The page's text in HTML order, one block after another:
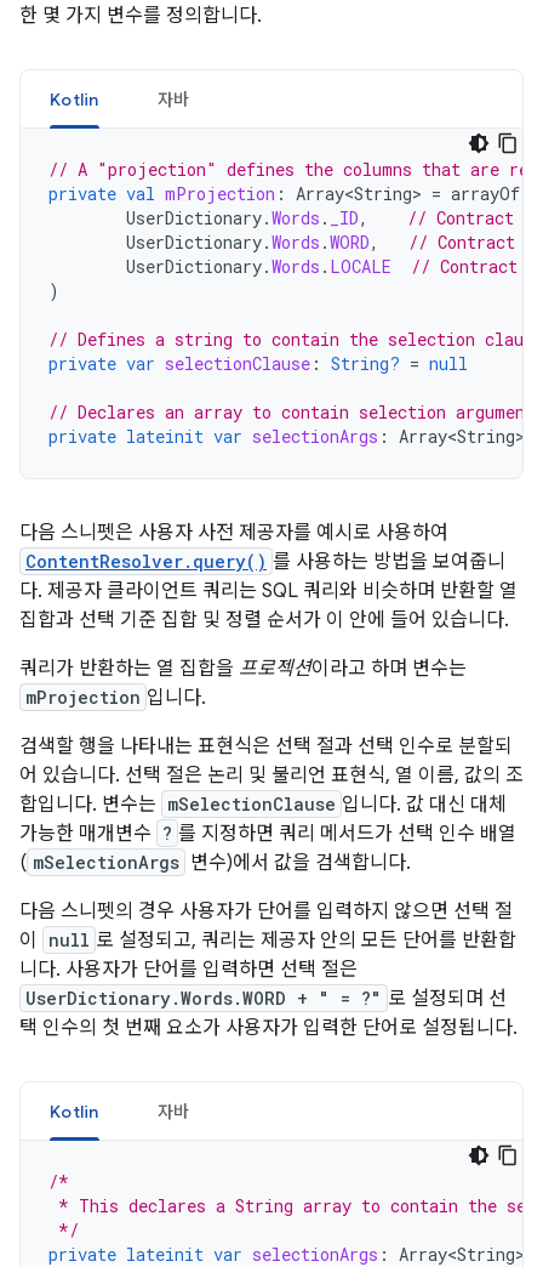
한 몇 가지 변수를 정의합니다.
Kotlin 자바
// A "projection" defines the columns that are
private val mProjection : Array<String> = arrayOf
UserDictionary.Words . _ID,
// Contract
UserDictionary.Words .WORD,
// Contract
UserDictionary.Words . LOCALE
// Contract
)
// Defines a string to contain the selection clause
private var selectionClause : String? = null
// Declares an array to contain selection arguments
private lateinit var selectionArgs : Array<String>
다음 스니펫은 사용자 사전 제공자를 예시로 사용하여
ContentResolver.query() 를 사용하는 방법을 보여줍니
다. 제공자 클라이언트 쿼리는 SQL 쿼리와 비슷하며 반환할 열
집합과 선택 기준 집합 및 정렬 순서가 이 안에 들어 있습니다.
쿼리가 반환하는 열 집합을 프로젝션이라고 하며 변수는
mProjection 입니다.
검색할 행을 나타내는 표현식은 선택 절과 선택 인수로 분할되
어 있습니다. 선택 절은 논리 및 불리언 표현식, 열 이름, 값의 조
합입니다. 변수는 mSelectionClause 입니다. 값 대신 대체
가능한 매개변수 ? 를 지정하면 쿼리 메서드가 선택 인수 배열
( mSelectionArgs 변수)에서 값을 검색합니다.
다음 스니펫의 경우 사용자가 단어를 입력하지 않으면 선택 절
이
null 로 설정되고, 쿼리는 제공자 안의 모든 단어를 반환합
니다. 사용자가 단어를 입력하면 선택 절은
UserDictionary.Words.WORD + " = ?" 로 설정되며 선
택 인수의 첫 번째 요소가 사용자가 입력한 단어로 설정됩니다.
Kotlin 자바
/*
* This declares a String array to contain the
*/
private lateinit var selectionArgs : Array<String>